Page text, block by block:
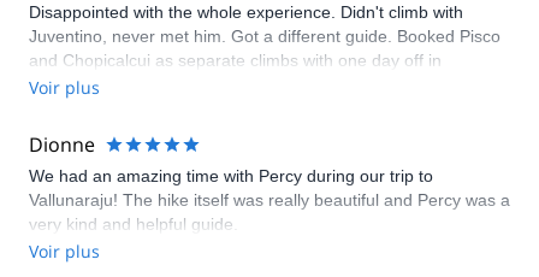
Disappointed with the whole experience. Didn't climb with
Juventino, never met him. Got a different guide. Booked Pisco
and Chopicalcui as separate climbs with one day off in
between to rest. Agency combined the climbs. They told me to
a different guide who didn't tell me that we'll get snowed in at
moraine camp. Only found out about the snow once we
reached Chopicalcui moraine camp. Spent the night there, next
day had to go down. Disappointed rebooked my flight and left
Peru. Waste of my time and money.
Voir plus
Dionne
We had an amazing time with Percy during our trip to
Vallunaraju! The hike itself was really beautiful and Percy was a
very kind and helpful guide.
Voir plus